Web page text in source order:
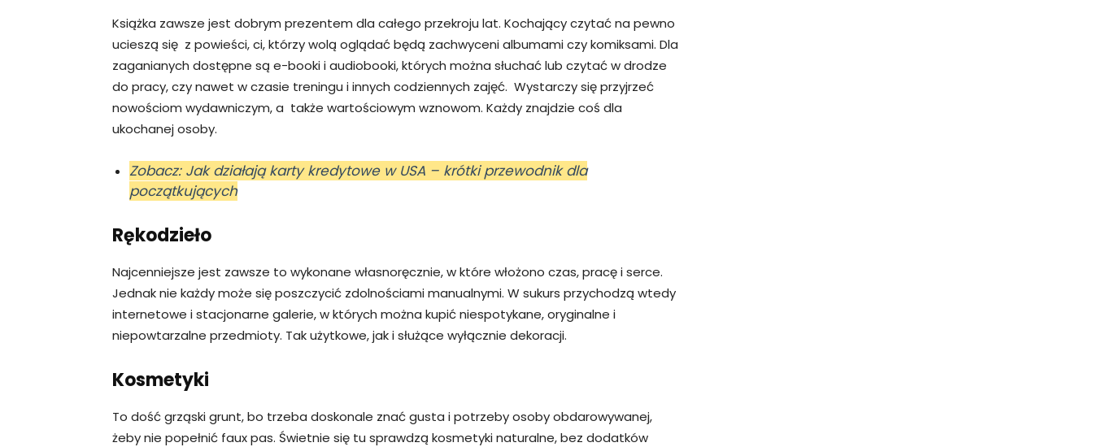
Książka zawsze jest dobrym prezentem dla całego przekroju lat. Kochający czytać na pewno
ucieszą się z powieści, ci, którzy wolą oglądać będą zachwyceni albumami czy komiksami. Dla
zaganianych dostępne są e-booki i audiobooki, których można słuchać lub czytać w drodze
do pracy, czy nawet w czasie treningu i innych codziennych zajęć. Wystarczy się przyjrzeć
nowościom wydawniczym, a także wartościowym wznowom. Każdy znajdzie coś dla
ukochanej osoby.
Zobacz: Jak działają karty kredytowe w USA – krótki przewodnik dla
początkujących
Rękodzieło
Najcenniejsze jest zawsze to wykonane własnoręcznie, w które włożono czas, pracę i serce.
Jednak nie każdy może się poszczycić zdolnościami manualnymi. W sukurs przychodzą wtedy
internetowe i stacjonarne galerie, w których można kupić niespotykane, oryginalne i
niepowtarzalne przedmioty. Tak użytkowe, jak i służące wyłącznie dekoracji.
Kosmetyki
To dość grząski grunt, bo trzeba doskonale znać gusta i potrzeby osoby obdarowywanej,
żeby nie popełnić faux pas. Świetnie się tu sprawdzą kosmetyki naturalne, bez dodatków